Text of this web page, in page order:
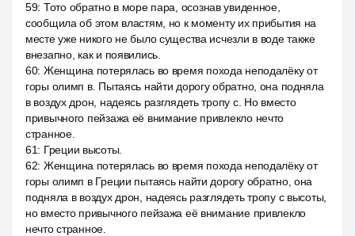
59: Тото обратно в море пара, осознав увиденное,
сообщила об этом властям, но к моменту их прибытия на
месте уже никого не было существа исчезли в воде также
внезапно, как и появились.
60: Женщина потерялась во время похода неподалёку от
горы олимп в. Пытаясь найти дорогу обратно, она подняла
в воздух дрон, надеясь разглядеть тропу с. Но вместо
привычного пейзажа её внимание привлекло нечто
странное.
61: Греции высоты.
62: Женщина потерялась во время похода неподалёку от
горы олимп в Греции пытаясь найти дорогу обратно, она
подняла в воздух дрон, надеясь разглядеть тропу с высоты,
но вместо привычного пейзажа её внимание привлекло
нечто странное.